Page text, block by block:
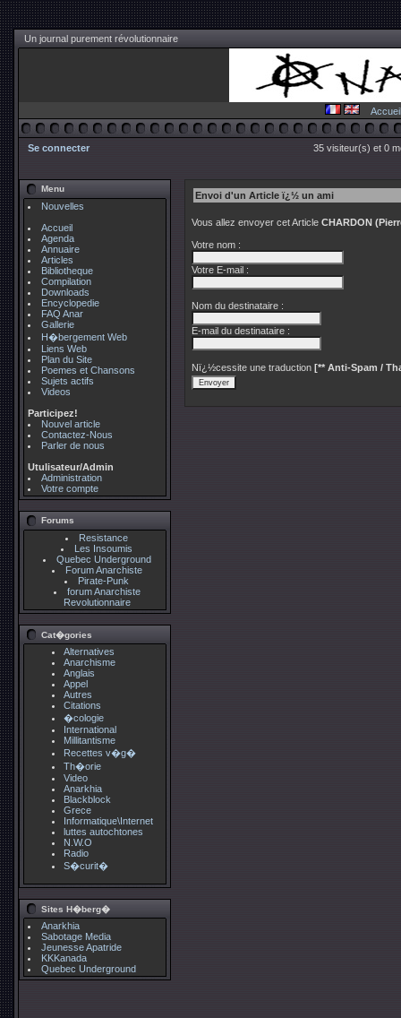
Un journal purement révolutionnaire
Accueil
Se connecter 35 visiteur(s) et 0
Menu
Nouvelles
Accueil
Agenda
Annuaire
Articles
Bibliotheque
Compilation
Downloads
Encyclopedie
FAQ Anar
Gallerie
H�bergement Web
Liens Web
Plan du Site
Poemes et Chansons
Sujets actifs
Videos
Participez!
Nouvel article
Contactez-Nous
Parler de nous
Utulisateur/Admin
Administration
Votre compte
Forums
Resistance
Les Insoumis
Quebec Underground
Forum Anarchiste
Pirate-Punk
forum Anarchiste
Revolutionnaire
Cat�gories
Alternatives
Anarchisme
Anglais
Appel
Autres
Citations
�cologie
International
Millitantisme
Recettes v�g�
Th�orie
Video
Anarkhia
Blackblock
Grece
Informatique\Internet
luttes autochtones
N.W.O
Radio
S�curit�
Sites H�berg�
Anarkhia
Sabotage Media
Jeunesse Apatride
KKKanada
Quebec Underground
Envoi d'un Article ï¿½ un ami
Vous allez envoyer cet Article CHARDON
Votre nom :
Votre E-mail :
Nom du destinataire :
E-mail du destinataire :
Nï¿½cessite une traduction [** Anti-Spam /